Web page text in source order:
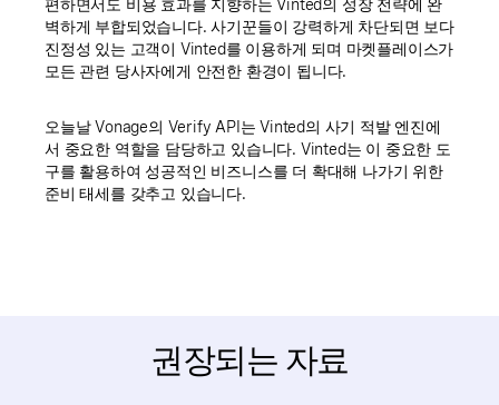
편하면서도 비용 효과를 지향하는 Vinted의 성장 전략에 완
벽하게 부합되었습니다. 사기꾼들이 강력하게 차단되면 보다
진정성 있는 고객이 Vinted를 이용하게 되며 마켓플레이스가
모든 관련 당사자에게 안전한 환경이 됩니다.
오늘날 Vonage의 Verify API는 Vinted의 사기 적발 엔진에
서 중요한 역할을 담당하고 있습니다. Vinted는 이 중요한 도
구를 활용하여 성공적인 비즈니스를 더 확대해 나가기 위한
준비 태세를 갖추고 있습니다.
권장되는 자료